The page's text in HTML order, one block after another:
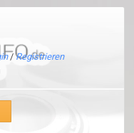
/Registrieren